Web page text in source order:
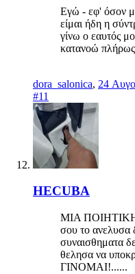
Εγώ - εφ' όσον
είμαι ήδη η
γίνω ο εαυτός
κατανοώ πλήρως
dora_salonica, 24
#11
HECUBA
ΜΙΑ ΠΟΙΗΤΙΚΗ
σου το ανελυσα
συναισθηματα
θελησα να
ΓΙΝΟΜΑΙ!......